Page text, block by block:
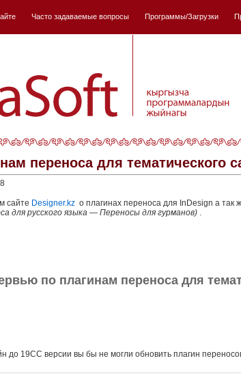
Часто задаваемые вопросы Программы/Загрузки
переноса для тематического
сайте Designer.kz о плагинах переноса для InDesign а так
для русского языка — Переносы для гурманов) .
по плагинам переноса для
до 19СС версии вы бы не могли обновить плагин